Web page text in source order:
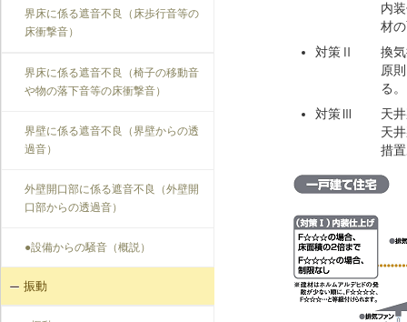
界床に係る遮音不良（床歩行音等の
床衝撃音）
界床に係る遮音不良（椅子の移動音
や物の落下音等の床衝撃音）
界壁に係る遮音不良（界壁からの透
過音）
外壁開口部に係る遮音不良（外壁開
口部からの透過音）
●設備からの騒音（概説）
振動
内
材
対策Ⅱ
換
原
る。
対策Ⅲ
天
天
措